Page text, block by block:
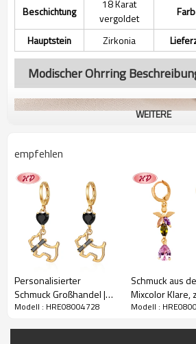
Beschichtung
18 Karat
vergoldet
Hauptstein Zirkonia
Modischer Ohrring
WEITERE
empfehlen
Personalisierter
Schmuck Großhandel |
Weiß Rosa Schwarz
Modell : HRE08004728
Schmuck aus
Mixcolor Klare,
funkelnde, 18
Modell :